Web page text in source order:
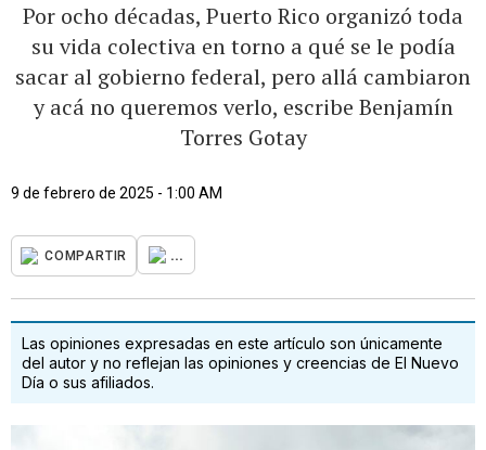
Por ocho décadas, Puerto Rico organizó toda
su vida colectiva en torno a qué se le podía
sacar al gobierno federal, pero allá cambiaron
y acá no queremos verlo, escribe Benjamín
Torres Gotay
9 de febrero de 2025 - 1:00 AM
COMPARTIR ...
Las opiniones expresadas en este artículo son únicamente
del autor y no reflejan las opiniones y creencias de El Nuevo
Día o sus afiliados.